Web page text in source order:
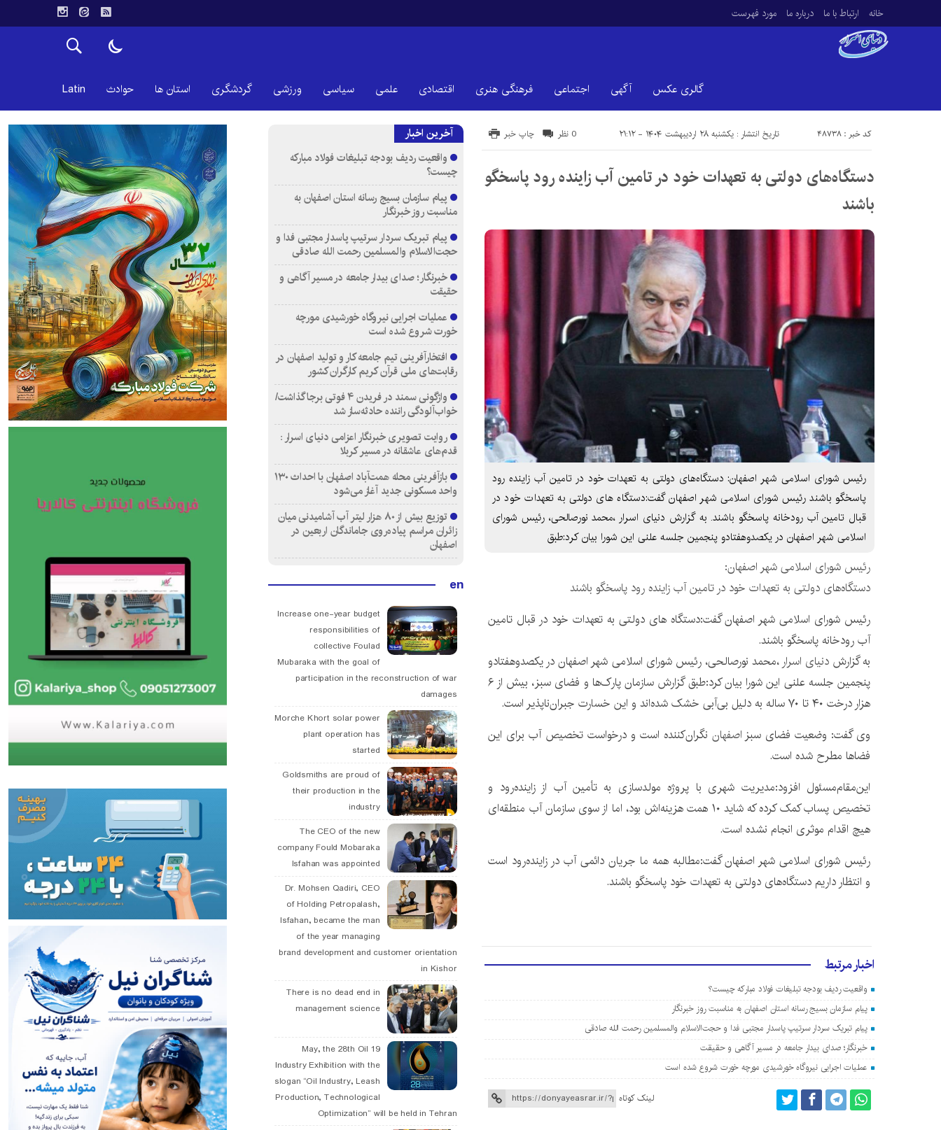
خانه ارتباط با ما درباره ما مورد فهرست
گالری عکس آگهی اجتماعی فرهنگی هنری اقتصادی علمی سیاسی ورزشی گردشگری استان ها حوادث Latin
تاریخ انتشار : یکشنبه ۲۸ اردیبهشت ۱۴۰۴ - ۲۱:۱۲ کد خبر : 48738 چاپ خبر 0 نظر
دستگاه‌های دولتی به تعهدات خود در تامین آب زاینده رود پاسخگو
باشند
رئیس شورای اسلامی شهر اصفهان: دستگاه‌های دولتی به تعهدات خود در تامین آب زاینده رود
پاسخگو باشند رئیس شورای اسلامی شهر اصفهان گفت:دستگاه های دولتی به تعهدات خود در
قبال تامین آب رودخانه پاسخگو باشند. به گزارش دنیای اسرار ،محمد نورصالحی، رئیس شورای
اسلامی شهر اصفهان در یکصدوهفتادو پنجمین جلسه علنی این شورا بیان کرد:طبق
رئیس شورای اسلامی شهر اصفهان:
دستگاه‌های دولتی به تعهدات خود در تامین آب زاینده رود پاسخگو باشند
رئیس شورای اسلامی شهر اصفهان گفت:دستگاه های دولتی به تعهدات خود در قبال تامین
آب رودخانه پاسخگو باشند.
به گزارشدنیای اسرار ،محمد نورصالحی، رئیس شورای اسلامی شهر اصفهان در یکصدوهفتادو
پنجمین جلسه علنی این شورا بیان کرد:طبق گزارش سازمان پارک‌ها و فضای سبز، بیش از ۶
هزار درخت ۴۰ تا ۷۰ ساله به دلیل بی‌آبی خشک شده‌اند و این خسارت جبران‌ناپذیر است.
وی گفت: وضعیت فضای سبز اصفهان نگران‌کننده است و درخواست تخصیص آب برای این
فضاها مطرح شده است.
این‌مقام‌مسئول افزود:مدیریت شهری با پروژه مولدسازی به تأمین آب از زاینده‌رود و
تخصیص پساب کمک کرده که شاید ۱۰ همت هزینه‌اش بود، اما از سوی سازمان آب منطقه‌ای
هیچ اقدام موثری انجام نشده است.
رئیس شورای اسلامی شهر اصفهان گفت:مطالبه همه ما جریان دائمی آب در زاینده‌رود است
و انتظار داریم دستگاه‌های دولتی به تعهدات خود پاسخگو باشند.
اخبار مرتبط
واقعیت ردیف بودجه تبلیغات فولاد مبارکه چیست؟
پیام سازمان بسیج رسانه استان اصفهان به مناسبت روز خبرنگار
پیام تبریک سردار سرتیپ پاسدار مجتبی فدا و حجت‌الاسلام والمسلمین رحمت الله صادقی
خبرنگار؛ صدای بیدار جامعه در مسیر آگاهی و حقیقت
عملیات اجرایی نیروگاه خورشیدی مورچه خورت شروع شده است
لینک کوتاه
آخرین اخبار
واقعیت ردیف بودجه تبلیغات فولاد مبارکه
چیست؟
پیام سازمان بسیج رسانه استان اصفهان به
مناسبت روز خبرنگار
پیام تبریک سردار سرتیپ پاسدار مجتبی فدا و
حجت‌الاسلام والمسلمین رحمت الله صادقی
خبرنگار؛ صدای بیدار جامعه در مسیر آگاهی و
حقیقت
عملیات اجرایی نیروگاه خورشیدی مورچه
خورت شروع شده است
افتخارآفرینی تیم جامعه کار و تولید اصفهان در
رقابت‌های ملی قرآن کریم کارگران کشور
واژگونی سمند در فریدن ۴ فوتی برجا گذاشت/
خواب‌آلودگی راننده حادثه‌ساز شد
روایت تصویری خبرنگار اعزامی دنیای اسرار :
قدم‌های عاشقانه در مسیر کربلا
بازآفرینی محله همت‌آباد اصفهان با احداث ۱۳۰
واحد مسکونی جدید آغاز می‌شود
توزیع بیش از ۸۰ هزار لیتر آب آشامیدنی میان
زائران مراسم پیاده‌روی جاماندگان اربعین در
اصفهان
en
Increase one-year budget
responsibilities of
collective Foulad
Mubaraka with the goal of
participation in the reconstruction of war
damages
Morche Khort solar power
plant operation has
started
Goldsmiths are proud of
their production in the
industry
The CEO of the new
company Fould Mobaraka
Isfahan was appointed
Dr. Mohsen Qadiri, CEO
of Holding Petropalash,
Isfahan, became the man
of the year managing
brand development and customer orientation
in Kishor
There is no dead end in
management science
19 May, the 28th Oil
Industry Exhibition with the
slogan “Oil Industry, Leash
Production, Technological
Optimization” will be held in Tehran